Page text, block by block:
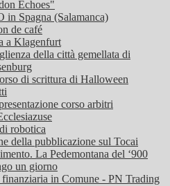
Echoes"
in Spagna (Salamanca)
de café
a Klagenfurt
della città gemellata di
di scrittura di Halloween
corso arbitri
robotica
della pubblicazione sul Tocai
La Pedemontana del ‘900
un giorno
finanziaria in Comune - PN Trading